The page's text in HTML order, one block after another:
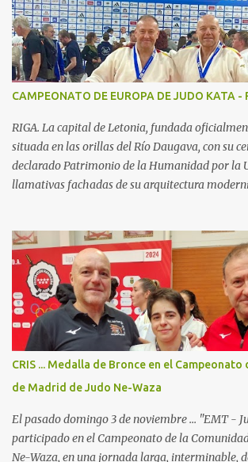
con el cariño que antiguas generaciones de
enviandonos, incluso trayendo a sus hijos,
importancia de nuestra escuela para todos
familia. Actualmente la actividad de judo
diferenciados de iniciacion, cadete y
nuestra idea es disfrutar de nuestro deporte,
facetas que...
CAMPEONATO DE EUROPA DE JUDO KATA -
RIGA. La capital de Letonia, fundada
situada en las orillas del Río Daugava, con su
declarado Patrimonio de la Humanidad por la
llamativas fachadas de su arquitectura
Kata 2025; en el "International Exhibition
dispuesto para uno de los campeonatos
participantes en esta disciplina. (23 países y
Para el "JudoElTemplo - Team Madrid/Fran &
4a participación en un Campeonato de Europa
pero la primera en la cual participamos con 2
Goshin Jutsu y Koshiki No Kata ("Las formas
primera vez está incluido en el programa oficial
campeonatos continentales, y ya está
CRIS ... Medalla de Bronce en el Campeonato
de Madrid de Judo Ne-Waza
El pasado domingo 3 de noviembre ... "EMT -
participado en el Campeonato de la
Ne-Waza, en una jornada larga, interminable,